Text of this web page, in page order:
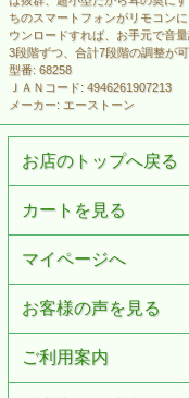
ちのスマートフォンがリモコン
ウンロードすれば、お手元で音
3段階ずつ、合計7段階の調整が可
型番: 68258
ＪＡＮコード: 4946261907213
メーカー: エーストーン
お店のトップへ戻る
カートを見る
マイページへ
お客様の声を見る
ご利用案内